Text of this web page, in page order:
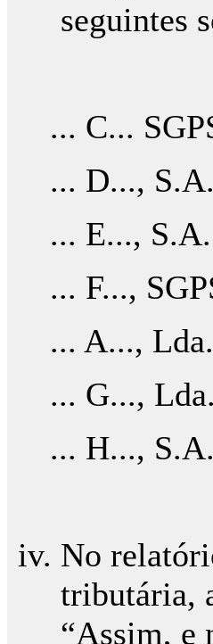
seguintes
... C...
... D..., S.A.
... E..., S.A.
... F...,
... A..., Lda.
... G..., Lda.
... H..., S.A.
No
tributária,
“Assim, e